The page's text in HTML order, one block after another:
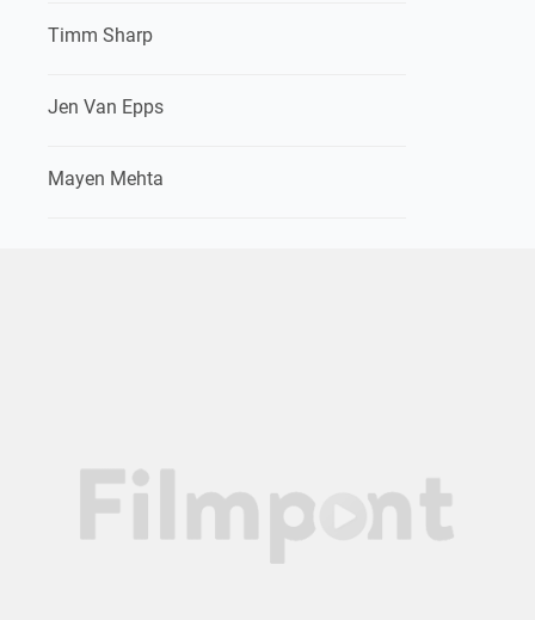
Timm Sharp
Jen Van Epps
Mayen Mehta